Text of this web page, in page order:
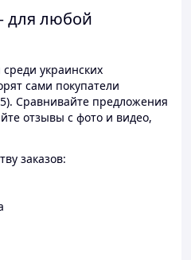
любой
украинских
сами покупатели
Сравнивайте предложения
отзывы с фото и видео,
заказов: